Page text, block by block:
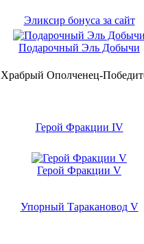
Эликсир бонуса за сайт
Подарочный Эль Добычи
Храбрый Ополченец-
Герой Фракции IV
Герой Фракции V
Упорный Таракановод V